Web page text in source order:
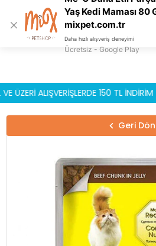
ALIŞVERİŞLERDE 150 TL İNDİRİM
Geri Dön
×
Yaş Kedi Maması 80
mixpet.com.tr
Daha hızlı alışveriş deneyimi
Ücretsiz - Google Play